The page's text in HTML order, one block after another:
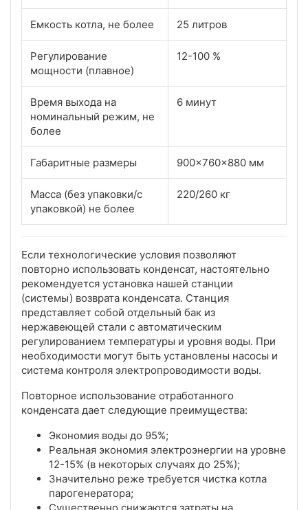
Емкость котла, не более 25 литров
Регулирование
мощности (плавное)
12-100 %
Время выхода на
номинальный режим, не
более
6 минут
Габаритные размеры 900x760x880 мм
Масса (без упаковки/с
упаковкой) не более
220/260 кг
Если технологические условия позволяют
повторно использовать конденсат, настоятельно
рекомендуется установка нашей станции
(системы) возврата конденсата. Станция
представляет собой отдельный бак из
нержавеющей стали с автоматическим
регулированием температуры и уровня воды. При
необходимости могут быть установлены насосы и
система контроля электропроводимости воды.
Повторное использование отработанного
конденсата дает следующие преимущества:
Экономия воды до 95%;
Реальная экономия электроэнергии на уровне
12-15% (в некоторых случаях до 25%);
Значительно реже требуется чистка котла
парогенератора;